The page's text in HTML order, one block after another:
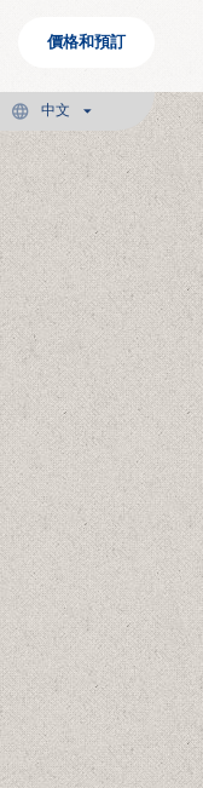
價格和預訂
中文